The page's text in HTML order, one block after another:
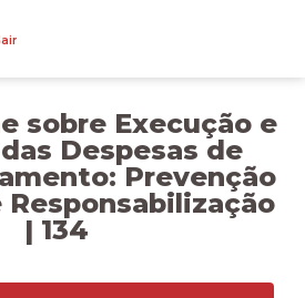
sobre Execução e
Despesas de
Prevenção
Responsabilização
| 134